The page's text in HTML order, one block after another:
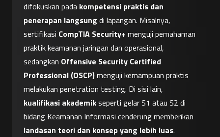
difokuskan pada kompetensi praktis dan
penerapan langsung di lapangan. Misalnya,
sertifikasi CompTIA Security+ menguji pemahaman
praktik keamanan jaringan dan operasional,
sedangkan Offensive Security Certified
Professional (OSCP) menguji kemampuan praktis
kualifikasi akademik seperti gelar S1 atau S2 di
landasan teori dan konsep yang lebih luas.